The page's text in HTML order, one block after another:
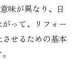
改修の違い解
囲を簡単整理
味が異なり、日
って、リフォー
せるための基本